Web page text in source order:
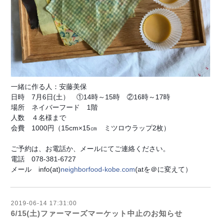
一緒に作る人：安藤美保
日時　7月6日(土）　①14時～15時　②16時～17時
場所　ネイバーフード　1階
人数　４名様まで
会費　1000円（15cm×15㎝　ミツロウラップ2枚）
ご予約は、お電話か、メールにてご連絡ください。
電話　078-381-6727
メール　info(at)neighborfood-kobe.com(atを＠に変えて）
2019-06-14 17:31:00
6/15(土)ファーマーズマーケット中止のお知らせ